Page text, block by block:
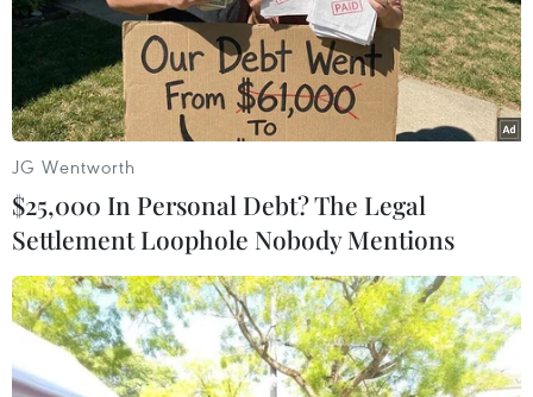
Bắt giữ đối tượng truy nã đặc biệt về tội
"Mua bán người"
01/12/2022 09:52
JG Wentworth
$25,000 In Personal Debt? The Legal
Settlement Loophole Nobody Mentions